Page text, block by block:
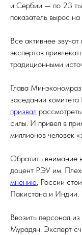
и Сербии — по 23
показатель вырос
Все активнее
экспертов
традиционными
Глава
заседании
призвал
силы. И привел в
миллионов человек
Обратить внимание
доцент РЭУ им.
мнению, России
Пакистана и Индии.
Ввозить персонал
Мурадян. Эксперт